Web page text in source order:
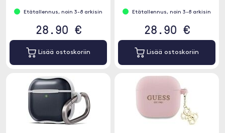
Etätallennus, noin 3-8 arkisin
28.90 €
Lisää ostoskoriin
Etätallennus, noin 3-8 arkisin
28.90 €
Lisää ostoskoriin